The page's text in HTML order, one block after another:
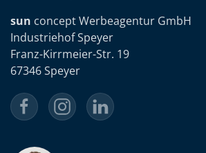
sun concept Werbeagentur GmbH
Industriehof Speyer
Franz-Kirrmeier-Str. 19
67346 Speyer